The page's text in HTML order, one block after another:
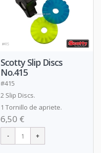
Scotty Slip Discs
No.415
#415
2 Slip Discs.
1 Tornillo de apriete.
6,50 €